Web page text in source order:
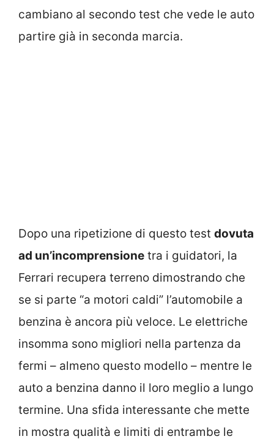
cambiano al secondo test che vede le auto
partire già in seconda marcia.
Dopo una ripetizione di questo test dovuta
ad un’incomprensione tra i guidatori, la
Ferrari recupera terreno dimostrando che
se si parte “a motori caldi” l’automobile a
benzina è ancora più veloce. Le elettriche
insomma sono migliori nella partenza da
fermi – almeno questo modello – mentre le
auto a benzina danno il loro meglio a lungo
termine. Una sfida interessante che mette
in mostra qualità e limiti di entrambe le